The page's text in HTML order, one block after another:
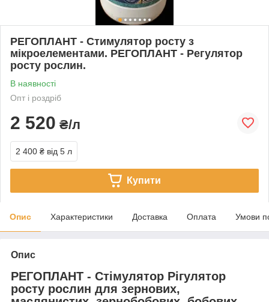
РЕГОПЛАНТ - Стимулятор росту з
мікроелементами. РЕГОПЛАНТ - Регулятор
росту рослин.
В наявності
Опт і роздріб
2 520 ₴/л
2 400 ₴ від 5 л
Купити
Опис Характеристики Доставка Оплата Умови
Опис
РЕГОПЛАНТ - Стімулятор Рігулятор
росту рослин для зернових,